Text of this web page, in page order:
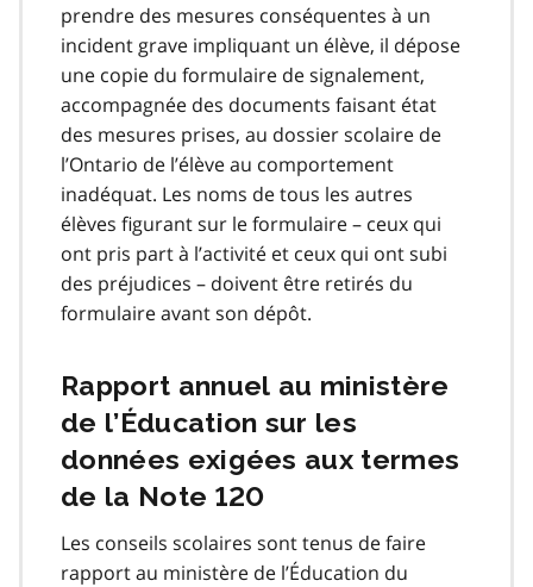
prendre des mesures conséquentes à un
incident grave impliquant un élève, il dépose
une copie du formulaire de signalement,
accompagnée des documents faisant état
des mesures prises, au dossier scolaire de
l’Ontario de l’élève au comportement
inadéquat. Les noms de tous les autres
élèves figurant sur le formulaire – ceux qui
ont pris part à l’activité et ceux qui ont subi
des préjudices – doivent être retirés du
formulaire avant son dépôt.
Rapport annuel au ministère
de l’Éducation sur les
données exigées aux termes
de la Note 120
Les conseils scolaires sont tenus de faire
rapport au ministère de l’Éducation du